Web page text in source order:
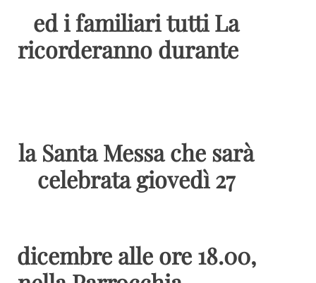
ed i familiari tutti La
ricorderanno durante
la Santa Messa che sarà
celebrata giovedì 27
dicembre alle ore 18.00,